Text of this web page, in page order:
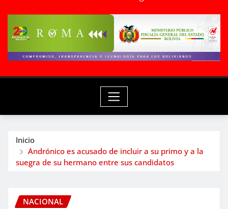
Inicio
Andrónico es acusado de incluir a su primo y a la
suegra de su hermano entre sus candidatos
NACIONAL